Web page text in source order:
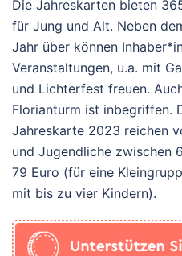
Die Jahreskarten bieten
für Jung und Alt. Neben
Jahr über können
Veranstaltungen, u.a. mit
und Lichterfest freuen.
Florianturm ist inbegriffen.
Jahreskarte 2023 reichen
und Jugendliche zwischen
79 Euro (für eine
mit bis zu vier Kindern).